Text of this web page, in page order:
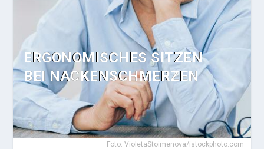
ERGONOMISCHES SITZEN
BEI NACKENSCHMERZEN
Foto: VioletaStoimenova/istockphoto.com